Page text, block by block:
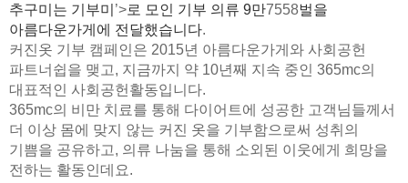
추구미는 기부미 ’>로 모인 기부 의류 9만7558벌을
아름다운가게에 전달했습니다.
커진옷 기부 캠페인은 2015년 아름다운가게와 사회공헌
파트너쉽을 맺고, 지금까지 약 10년째 지속 중인 365mc의
대표적인 사회공헌활동입니다.
365mc의 비만 치료를 통해 다이어트에 성공한 고객님들께서
더 이상 몸에 맞지 않는 커진 옷을 기부함으로써 성취의
기쁨을 공유하고, 의류 나눔을 통해 소외된 이웃에게 희망을
전하는 활동인데요.